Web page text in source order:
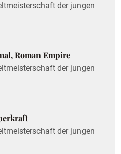
der jungen
Roman Empire
der jungen
der jungen